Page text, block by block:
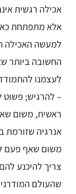
אכילה רגשית
אלא מתפתחת
למעשה האכילה
החשובה ביותר
לעצמנו
– להרגיש; פשוט
ראשית, משום
אנרגיה שזורמת
משום שאף פעם
צריך להיכנע
שהעולם